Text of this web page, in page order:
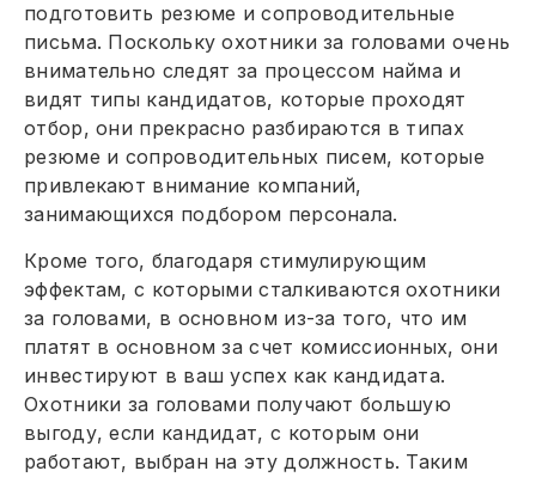
подготовить резюме и сопроводительные
письма. Поскольку охотники за головами очень
внимательно следят за процессом найма и
видят типы кандидатов, которые проходят
отбор, они прекрасно разбираются в типах
резюме и сопроводительных писем, которые
привлекают внимание компаний,
занимающихся подбором персонала.
Кроме того, благодаря стимулирующим
эффектам, с которыми сталкиваются охотники
за головами, в основном из-за того, что им
платят в основном за счет комиссионных, они
инвестируют в ваш успех как кандидата.
Охотники за головами получают большую
выгоду, если кандидат, с которым они
работают, выбран на эту должность. Таким